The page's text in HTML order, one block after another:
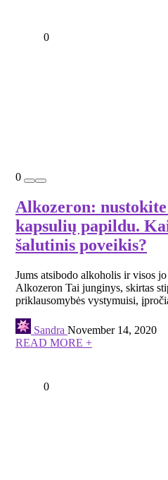
0
0
Alkozeron:
kapsulių papildu.
šalutinis poveikis?
Jums atsibodo alkoholis ir visos
Alkozeron Tai junginys, skirtas
priklausomybės vystymuisi,
Sandra November 14, 2020
READ MORE +
0